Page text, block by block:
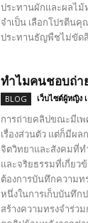
ประทานผักและผลไม้
จำเป็น เลือกโปรตีน
ประทานธัญพืชไม่ขัดสี
ทำไมคนชอบถ่า
BLOG เว็บไซต์ผู้หญิง
การถ่ายคลิปขณะมีเ
เรื่องส่วนตัว แต่ก็มีผล
จิตวิทยาและสังคมที่
และจริยธรรมที่เกี่ยว
ต้องการบันทึกความ
หนึ่งในการเก็บบันทึก
สร้างความทรงจำร่ว